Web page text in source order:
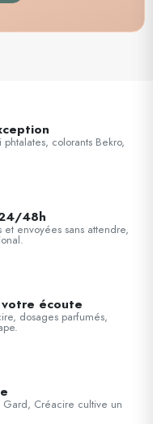
colorants Bekro,
48h
envoyées sans attendre,
votre écoute
dosages parfumés,
Créacire cultive un